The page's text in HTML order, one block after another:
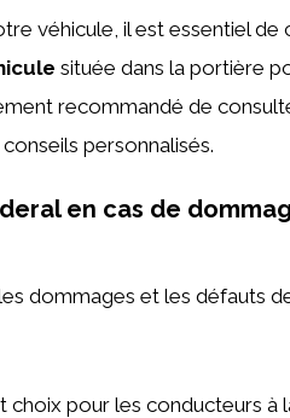
véhicule, il est essentiel de
située dans la portière
recommandé de
personnalisés.
en cas de
dommages et les défauts
choix pour les conducteurs à